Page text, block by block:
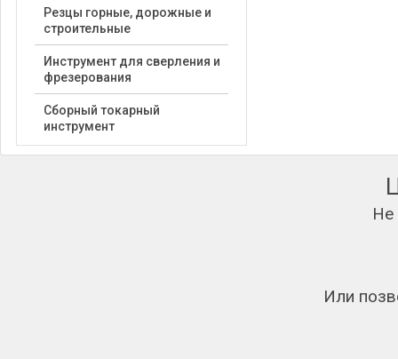
Резцы горные, дорожные и
строительные
Инструмент для сверления и
фрезерования
Сборный токарный
инструмент
Не
Или